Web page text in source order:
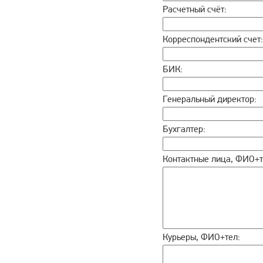
Расчетный счёт:
Корреспондентский счет:
БИК:
Генеральный директор:
Бухгалтер:
Контактные лица,
Курьеры, ФИО+тел: